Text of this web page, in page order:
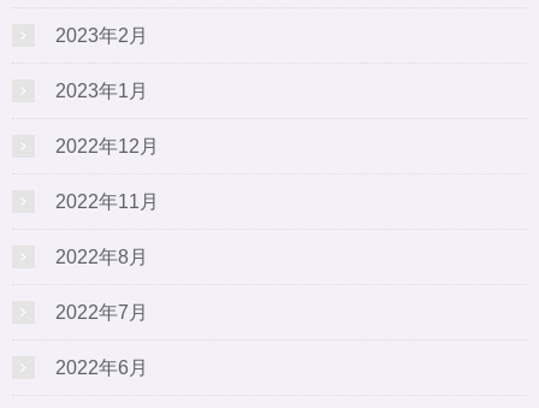
2023年2月
2023年1月
2022年12月
2022年11月
2022年8月
2022年7月
2022年6月